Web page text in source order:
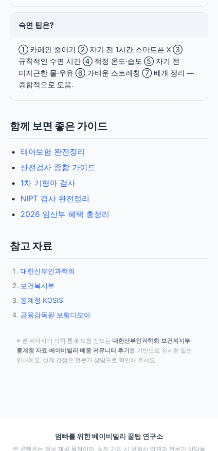
숙면 팁은?
① 카페인 줄이기 ② 자기 전 1시간 스마트폰 X ③
규칙적인 수면 시간 ④ 적정 온도·습도 ⑤ 자기 전
미지근한 물·우유 ⑥ 가벼운 스트레칭 ⑦ 베개 정리 —
종합적으로 도움.
함께 보면 좋은 가이드
태아보험 완전정리
산전검사 종합 가이드
1차 기형아 검사
NIPT 검사 완전정리
2026 임산부 혜택 총정리
참고 자료
대한산부인과학회
보건복지부
통계청 KOSIS
금융감독원 보험다모아
※ 본 페이지의 의학·통계·보험 정보는 대한산부인과학회·보건복지부·
통계청 자료·베이비빌리 베동 커뮤니티 후기를 기반으로 정리한 일반
안내예요. 실제 결정은 전문가 상담으로 확인해 주세요.
엄빠를 위한 베이비빌리 꿀팁 연구소
본 콘텐츠는 정보 제공 목적이며, 실제 가입 시 보험사 약관과 전문가 상담을